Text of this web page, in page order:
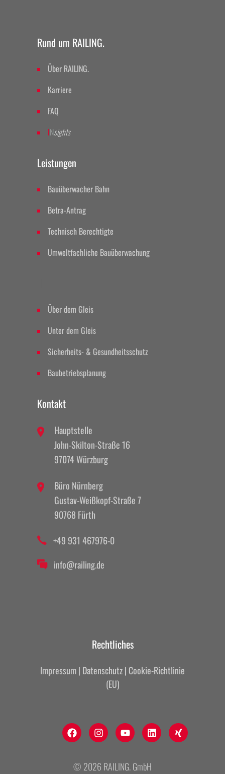
Rund um RAILING.
Über RAILING.
Karriere
FAQ
INsights
Leistungen
Bauüberwacher Bahn
Betra-Antrag
Technisch Berechtigte
Umweltfachliche Bauüberwachung
Über dem Gleis
Unter dem Gleis
Sicherheits- & Gesundheitsschutz
Baubetriebsplanung
Kontakt
Hauptstelle
John-Skilton-Straße 16
97074 Würzburg
Büro Nürnberg
Gustav-Weißkopf-Straße 7
90768 Fürth
+49 931 467976-0
info@railing.de
Rechtliches
Impressum| Datenschutz| Cookie-Richtlinie
(EU)
© 2026 RAILING. GmbH